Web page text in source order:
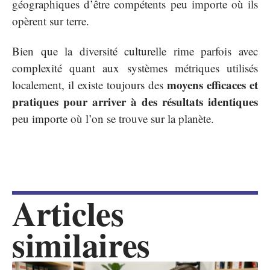
géographiques d’être compétents peu importe où ils
opèrent sur terre.
Bien que la diversité culturelle rime parfois avec
complexité quant aux systèmes métriques utilisés
localement, il existe toujours des moyens efficaces et
pratiques pour arriver à des résultats identiques
peu importe où l’on se trouve sur la planète.
Articles
similaires